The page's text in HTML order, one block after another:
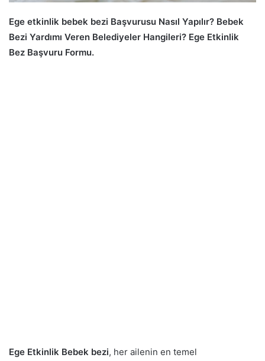
Ege etkinlik bebek bezi Başvurusu Nasıl Yapılır? Bebek
Bezi Yardımı Veren Belediyeler Hangileri? Ege Etkinlik
Bez Başvuru Formu.
Ege Etkinlik Bebek bezi, her ailenin en temel